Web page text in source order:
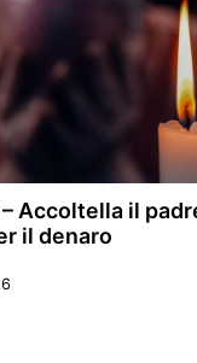
– Accoltella il
il denaro